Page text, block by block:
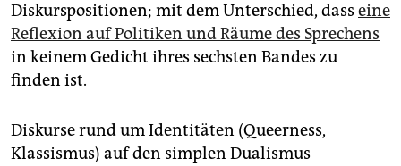
Diskurspositionen; mit dem Unterschied, dass eine
Reflexion auf Politiken und Räume des Sprechens
in keinem Gedicht ihres sechsten Bandes zu
finden ist.
Diskurse rund um Identitäten (Queerness,
Klassismus) auf den simplen Dualismus